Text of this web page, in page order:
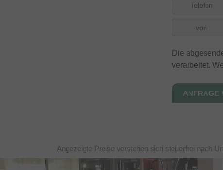
Telefon
von
Die
verarbeitet.
Angezeigte Preise verstehen sich steuerfrei nach